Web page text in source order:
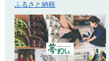
ふるさと納税